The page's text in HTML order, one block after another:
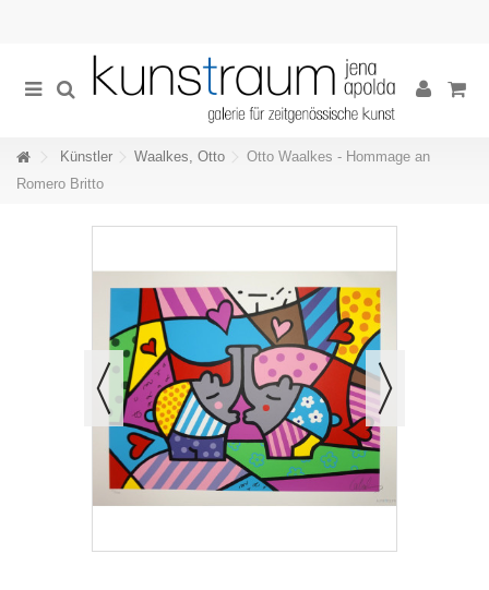
Künstler Waalkes, Otto
Otto Waalkes - Hommage an
Romero Britto